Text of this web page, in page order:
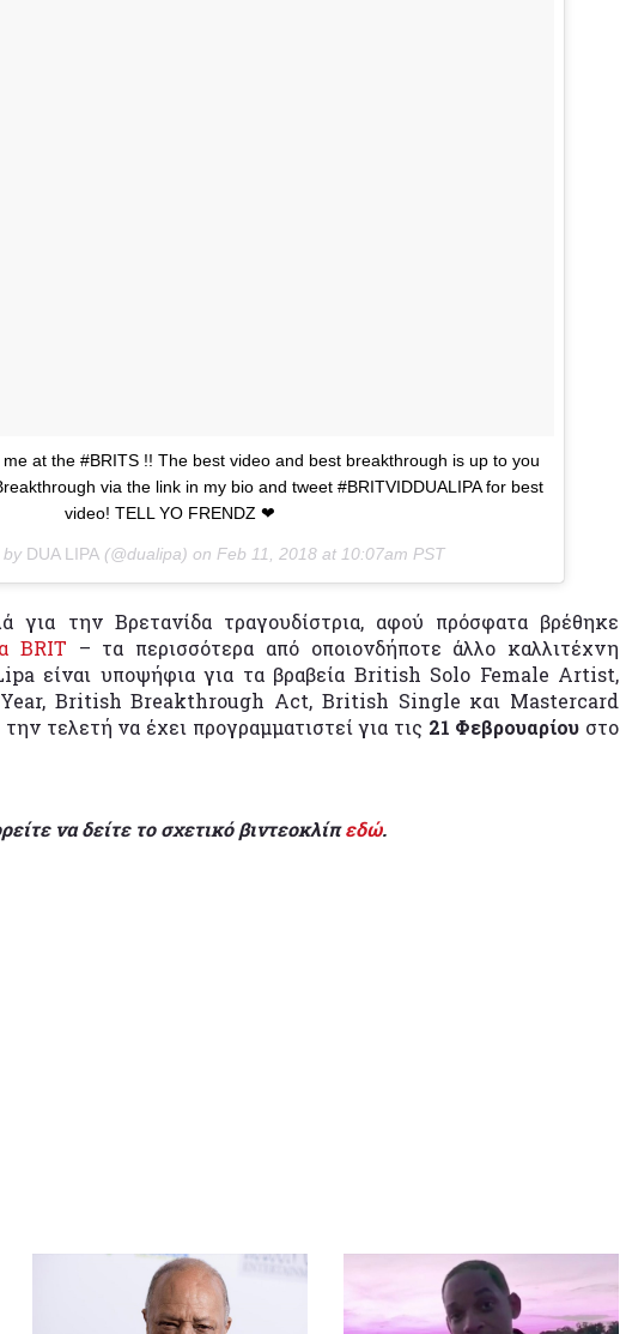
at the #BRITS !! The best video and best breakthrough is up to you
via the link in my bio and tweet #BRITVIDDUALIPA for best
video! TELL YO FRENDZ ❤
by DUA LIPA (@dualipa) on Feb 11, 2018 at 10:07am PST
για την Βρετανίδα τραγουδίστρια, αφού πρόσφατα βρέθηκε
BRIT – τα περισσότερα από οποιονδήποτε άλλο καλλιτέχνη
είναι υποψήφια για τα βραβεία British Solo Female Artist,
British Breakthrough Act, British Single και Mastercard
τελετή να έχει προγραμματιστεί για τις 21 Φεβρουαρίου στο
να δείτε το σχετικό βιντεοκλίπεδώ.